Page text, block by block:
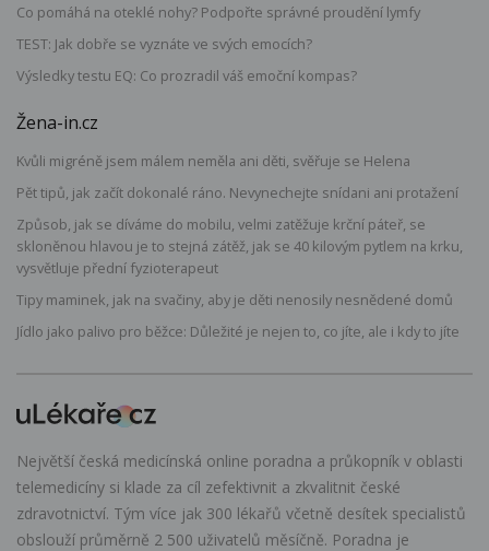
Co pomáhá na oteklé nohy? Podpořte správné proudění lymfy
TEST: Jak dobře se vyznáte ve svých emocích?
Výsledky testu EQ: Co prozradil váš emoční kompas?
Žena-in.cz
Kvůli migréně jsem málem neměla ani děti, svěřuje se Helena
Pět tipů, jak začít dokonalé ráno. Nevynechejte snídani ani protažení
Způsob, jak se díváme do mobilu, velmi zatěžuje krční páteř, se
skloněnou hlavou je to stejná zátěž, jak se 40 kilovým pytlem na krku,
vysvětluje přední fyzioterapeut
Tipy maminek, jak na svačiny, aby je děti nenosily nesnědené domů
Jídlo jako palivo pro běžce: Důležité je nejen to, co jíte, ale i kdy to jíte
Největší česká medicínská online poradna a průkopník v oblasti
telemedicíny si klade za cíl zefektivnit a zkvalitnit české
zdravotnictví. Tým více jak 300 lékařů včetně desítek specialistů
obslouží průměrně 2 500 uživatelů měsíčně. Poradna je